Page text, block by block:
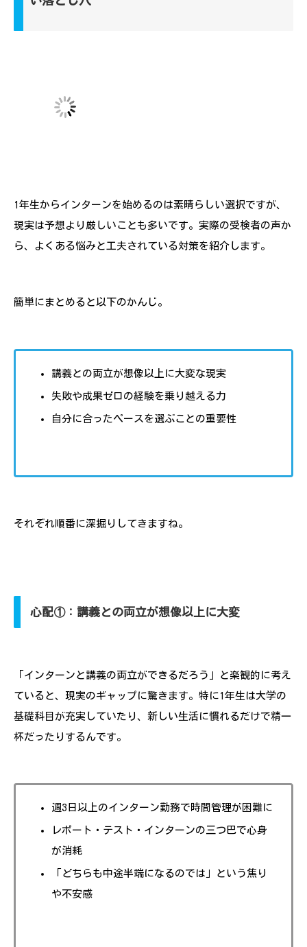
1年生からインターンを始めるのは素晴らしい選択ですが、
現実は予想より厳しいことも多いです。実際の受検者の声か
ら、よくある悩みと工夫されている対策を紹介します。
簡単にまとめると以下のかんじ。
講義との両立が想像以上に大変な現実
失敗や成果ゼロの経験を乗り越える力
自分に合ったペースを選ぶことの重要性
それぞれ順番に深掘りしてきますね。
心配①：講義との両立が想像以上に大変
「インターンと講義の両立ができるだろう」と楽観的に考え
ていると、現実のギャップに驚きます。特に1年生は大学の
基礎科目が充実していたり、新しい生活に慣れるだけで精一
杯だったりするんです。
週3日以上のインターン勤務で時間管理が困難に
レポート・テスト・インターンの三つ巴で心身
が消耗
「どちらも中途半端になるのでは」という焦り
や不安感